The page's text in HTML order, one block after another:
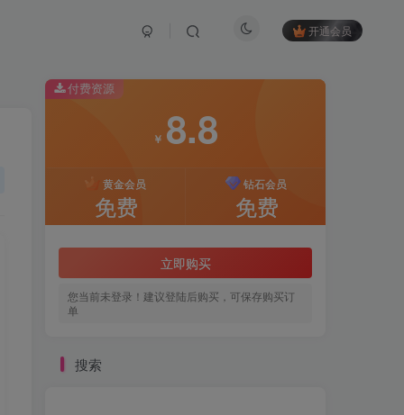
开通会员
付费资源
￥ 8.8
黄金会员
免费
钻石会员
免费
立即购买
您当前未登录！建议登陆后购买，可保存购买订
单
搜索